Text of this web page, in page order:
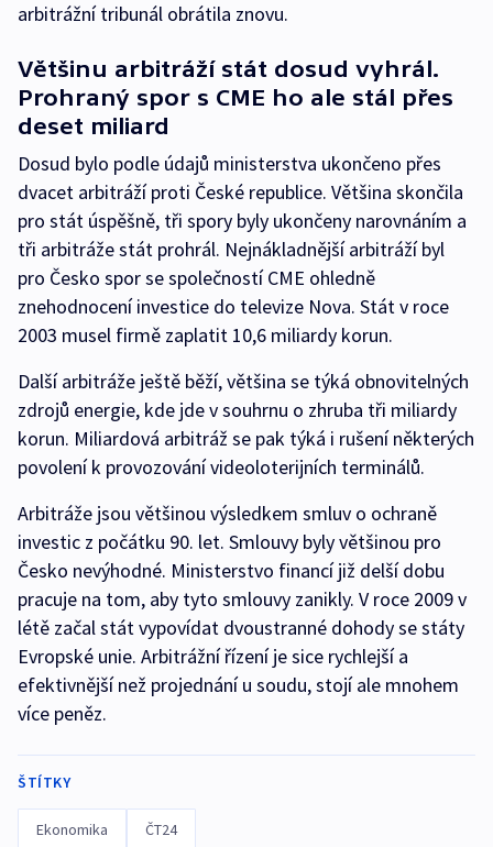
arbitrážní tribunál obrátila znovu.
Většinu arbitráží stát dosud vyhrál.
Prohraný spor s CME ho ale stál přes
deset miliard
Dosud bylo podle údajů ministerstva ukončeno přes
dvacet arbitráží proti České republice. Většina skončila
pro stát úspěšně, tři spory byly ukončeny narovnáním a
tři arbitráže stát prohrál. Nejnákladnější arbitráží byl
pro Česko spor se společností CME ohledně
znehodnocení investice do televize Nova. Stát v roce
2003 musel firmě zaplatit 10,6 miliardy korun.
Další arbitráže ještě běží, většina se týká obnovitelných
zdrojů energie, kde jde v souhrnu o zhruba tři miliardy
korun. Miliardová arbitráž se pak týká i rušení některých
povolení k provozování videoloterijních terminálů.
Arbitráže jsou většinou výsledkem smluv o ochraně
investic z počátku 90. let. Smlouvy byly většinou pro
Česko nevýhodné. Ministerstvo financí již delší dobu
pracuje na tom, aby tyto smlouvy zanikly. V roce 2009 v
létě začal stát vypovídat dvoustranné dohody se státy
Evropské unie. Arbitrážní řízení je sice rychlejší a
efektivnější než projednání u soudu, stojí ale mnohem
více peněz.
ŠTÍTKY
Ekonomika ČT24